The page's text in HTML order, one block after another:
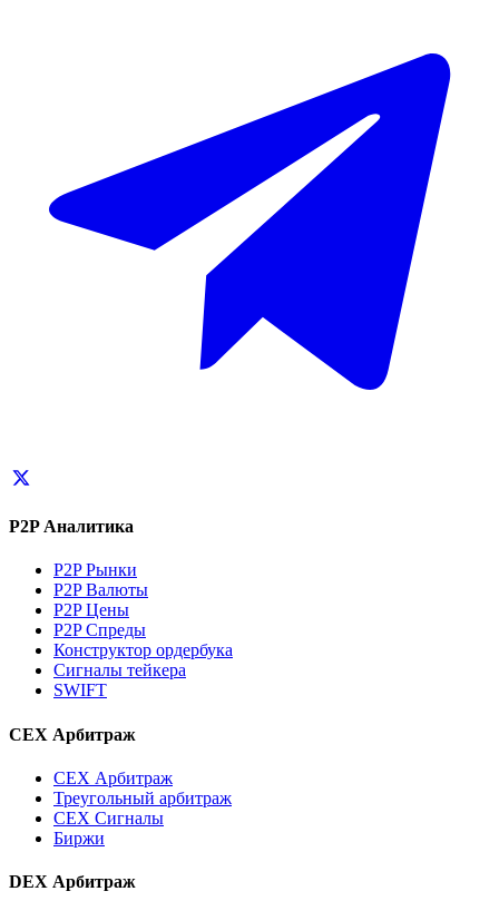
P2P Аналитика
P2P Рынки
P2P Валюты
P2P Цены
P2P Спреды
Конструктор ордербука
Сигналы тейкера
SWIFT
CEX Арбитраж
CEX Арбитраж
Треугольный арбитраж
CEX Сигналы
Биржи
DEX Арбитраж